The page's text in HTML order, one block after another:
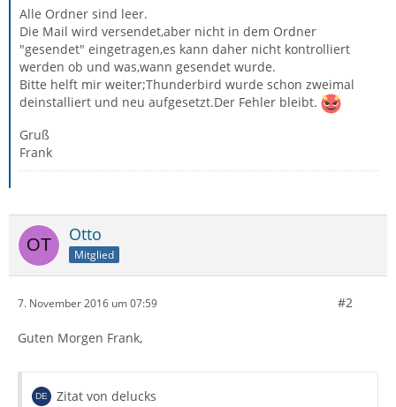
Alle Ordner sind leer.
Die Mail wird versendet,aber nicht in dem Ordner
"gesendet" eingetragen,es kann daher nicht kontrolliert
werden ob und was,wann gesendet wurde.
Bitte helft mir weiter;Thunderbird wurde schon zweimal
deinstalliert und neu aufgesetzt.Der Fehler bleibt.
Gruß
Frank
Otto
Mitglied
7. November 2016 um 07:59 #2
Guten Morgen Frank,
Zitat von delucks